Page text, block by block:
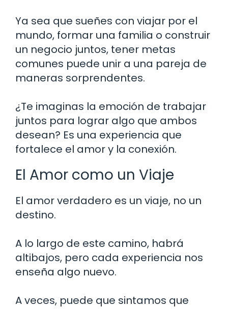
Ya sea que sueñes con viajar por el
mundo, formar una familia o construir
un negocio juntos, tener metas
comunes puede unir a una pareja de
maneras sorprendentes.
¿Te imaginas la emoción de trabajar
juntos para lograr algo que ambos
desean? Es una experiencia que
fortalece el amor y la conexión.
El Amor como un Viaje
El amor verdadero es un viaje, no un
destino.
A lo largo de este camino, habrá
altibajos, pero cada experiencia nos
enseña algo nuevo.
A veces, puede que sintamos que